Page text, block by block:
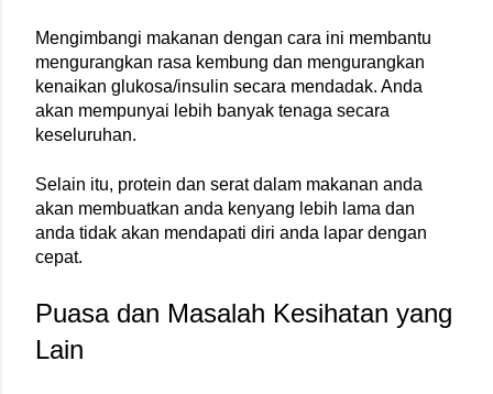
Mengimbangi makanan dengan cara ini membantu
mengurangkan rasa kembung dan mengurangkan
kenaikan glukosa/insulin secara mendadak. Anda
akan mempunyai lebih banyak tenaga secara
keseluruhan.
Selain itu, protein dan serat dalam makanan anda
akan membuatkan anda kenyang lebih lama dan
anda tidak akan mendapati diri anda lapar dengan
cepat.
Puasa dan Masalah Kesihatan yang
Lain